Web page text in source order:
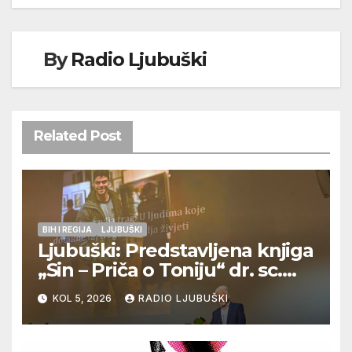
ByRadio Ljubuški
Related Post
BIH I REGIJA LJUBUŠKI
Ljubuški: Predstavljena knjiga
„Sin – Priča o Toniju“ dr. sc.
Zdenka Hercega
KOL 5, 2026 RADIO LJUBUŠKI